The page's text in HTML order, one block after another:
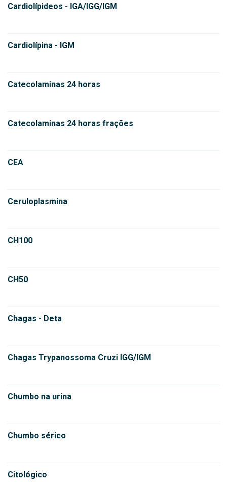
Cardiolípideos - IGA/IGG/IGM
Cardiolípina - IGM
Catecolaminas 24 horas
Catecolaminas 24 horas frações
CEA
Ceruloplasmina
CH100
CH50
Chagas - Deta
Chagas Trypanossoma Cruzi IGG/IGM
Chumbo na urina
Chumbo sérico
Citológico